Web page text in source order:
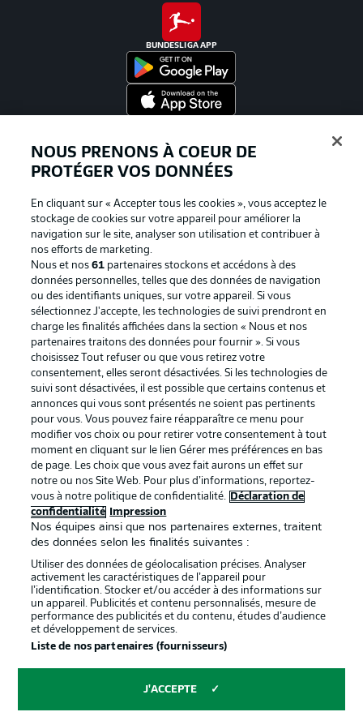
BUNDESLIGA APP
La publicité Conditions d’utilisation des
Mentions Légales Gérer mes préférences
Déclaration de
confidentialité
Diffuseurs
Travaux Contact
Impression Joueurs
© 2026 Bundesliga-Gruppe GmbH
Choisissez votre langue
NOUS PRENONS À COEUR DE
PROTÉGER VOS DONNÉES
En cliquant sur « Accepter tous les cookies », vous acceptez le
stockage de cookies sur votre appareil pour améliorer la
navigation sur le site, analyser son utilisation et contribuer à
nos efforts de marketing.
Nous et nos61 partenaires stockons et accédons à des
données personnelles, telles que des données de navigation
ou des identifiants uniques, sur votre appareil. Si vous
sélectionnez J'accepte, les technologies de suivi prendront en
charge les finalités affichées dans la section « Nous et nos
partenaires traitons des données pour fournir ». Si vous
choisissez Tout refuser ou que vous retirez votre
consentement, elles seront désactivées. Si les technologies de
suivi sont désactivées, il est possible que certains contenus et
annonces qui vous sont présentés ne soient pas pertinents
pour vous. Vous pouvez faire réapparaître ce menu pour
modifier vos choix ou pour retirer votre consentement à tout
moment en cliquant sur le lien Gérer mes préférences en bas
de page. Les choix que vous avez fait aurons un effet sur
notre ou nos Site Web. Pour plus d’informations, reportez-
vous à notre politique de confidentialité.
Déclaration de
confidentialité
Impression
Nos équipes ainsi que nos partenaires externes, traitent
des données selon les finalités suivantes :
Utiliser des données de géolocalisation précises. Analyser
activement les caractéristiques de l’appareil pour
l’identification. Stocker et/ou accéder à des informations sur
un appareil. Publicités et contenu personnalisés, mesure de
performance des publicités et du contenu, études d’audience
et développement de services.
Liste de nos partenaires (fournisseurs)
J'ACCEPTE